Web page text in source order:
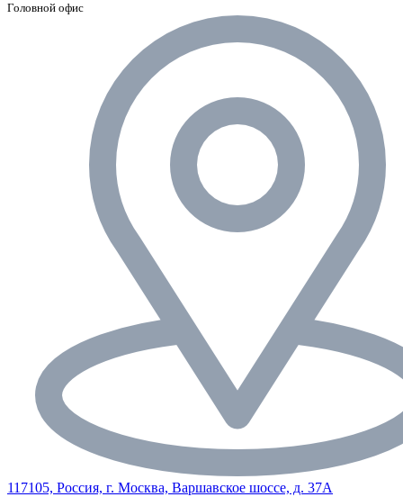
Головной офис
117105, Россия, г. Москва, Варшавское шоссе, д. 37А